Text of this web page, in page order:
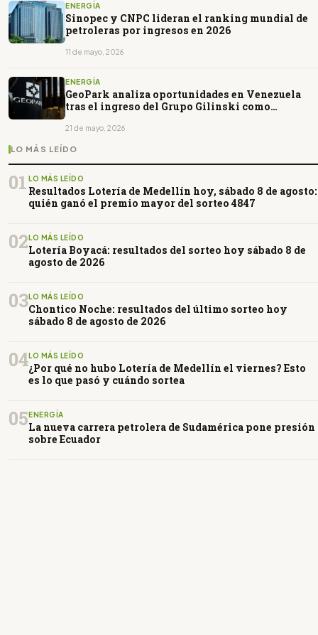
ENERGÍA
Sinopec y CNPC lideran el ranking mundial de
petroleras por ingresos en 2026
11 de mayo, 2026
ENERGÍA
GeoPark analiza oportunidades en Venezuela
tras el ingreso del Grupo Gilinski como
21 de mayo, 2026
LO MÁS LEÍDO
01 LO MÁS LEÍDO
Resultados Lotería de Medellín hoy, sábado 8 de agosto:
quién ganó el premio mayor del sorteo 4847
02LO MÁS LEÍDO
Lotería Boyacá: resultados del sorteo hoy sábado 8 de
agosto de 2026
03LO MÁS LEÍDO
Chontico Noche: resultados del último sorteo hoy
sábado 8 de agosto de 2026
04LO MÁS LEÍDO
¿Por qué no hubo Lotería de Medellín el viernes? Esto
es lo que pasó y cuándo sortea
05ENERGÍA
La nueva carrera petrolera de Sudamérica pone presión
sobre Ecuador